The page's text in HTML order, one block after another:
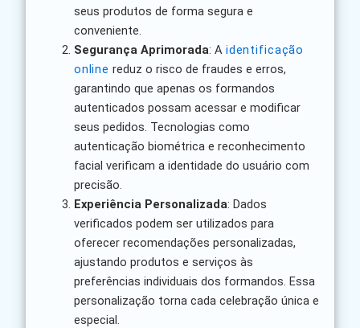
seus produtos de forma segura e
conveniente.
Segurança Aprimorada: A identificação
online reduz o risco de fraudes e erros,
garantindo que apenas os formandos
autenticados possam acessar e modificar
seus pedidos. Tecnologias como
autenticação biométrica e reconhecimento
facial verificam a identidade do usuário com
precisão.
Experiência Personalizada: Dados
verificados podem ser utilizados para
oferecer recomendações personalizadas,
ajustando produtos e serviços às
preferências individuais dos formandos. Essa
personalização torna cada celebração única e
especial.